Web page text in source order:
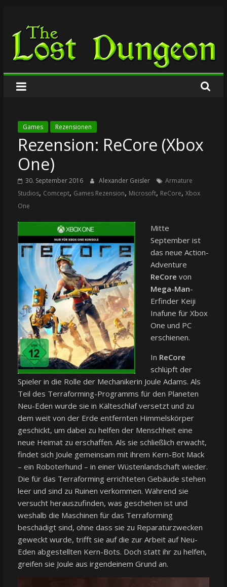
springen
The
Lost
Dungeon
Games Rezensionen
Rezension: ReCore (Xbox
One)
30. September 2016 Alexander Geisler
Armature
Studios, Comcept, Games Rezension, Microsoft, ReCore, Xbox
One
Mitte
September ist
das neue Action-
Adventure
ReCore von
Mega-Man-
Erfinder Keiji
Inafune für Xbox
One und PC
erschienen.
In ReCore
schlüpft der
Spieler in die Rolle der Mechanikerin Joule Adams. Als
Teil des Terraforming-Programms für den Planeten
Neu-Eden wurde sie in Kälteschlaf versetzt und zu
dem weit von der Erde entfernten Himmelskörper
geschickt, um dabei zu helfen der Menschheit eine
neue Heimat zu erschaffen. Als sie schließlich erwacht,
findet sich Joule gemeinsam mit ihrem Kern-Bot Mack
– ein Roboterhund – in einer Wüstenlandschaft wieder.
Die für das Terraforming errichteten Gebäude stehen
leer und sind zu Ruinen verkommen. Während sie
versucht herauszufinden, was geschehen ist und
weshalb die Maschinen für das Terraforming
beschädigt sind, ohne dass sie zu Reparaturzwecken
geweckt wurde, trifft sie auf die zur Arbeit auf Neu-
Eden abgestellten Kern-Bots. Doch statt ihr zu helfen,
greifen sie Joule aus irgendeinem Grund an.